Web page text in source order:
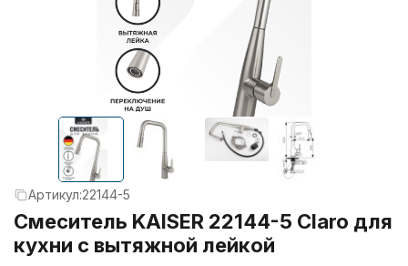
Артикул:22144-5
Смеситель KAISER 22144-5 Claro для
кухни с вытяжной лейкой